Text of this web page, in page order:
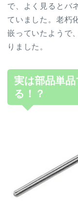
で、よく見るとバ
ていました。老朽
嵌っていたようで
りました。
実は部品単
る！？